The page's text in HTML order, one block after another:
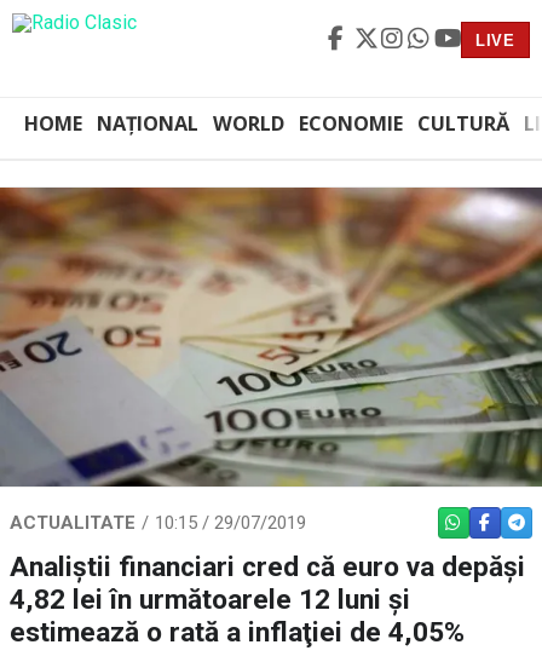
LIVE
HOME NAȚIONAL WORLD ECONOMIE CULTURĂ
ACTUALITATE 10:15 / 29/07/2019 WHATSAPP
Analiştii financiari cred că euro va depăşi
4,82 lei în următoarele 12 luni şi
estimează o rată a inflaţiei de 4,05%